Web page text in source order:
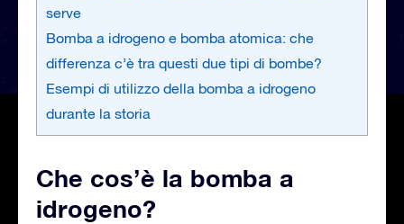
serve
Bomba a idrogeno e bomba atomica: che
differenza c’è tra questi due tipi di bombe?
Esempi di utilizzo della bomba a idrogeno
durante la storia
Che cos’è la bomba a
idrogeno?